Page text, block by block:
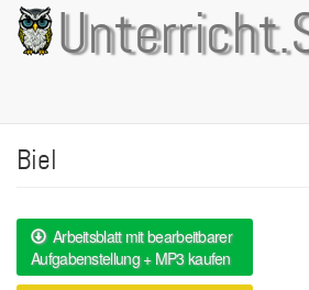
Direkt
zum
Inhalt
Biel
Arbeitsblatt mit bearbeitbarer
Aufgabenstellung + MP3 kaufen